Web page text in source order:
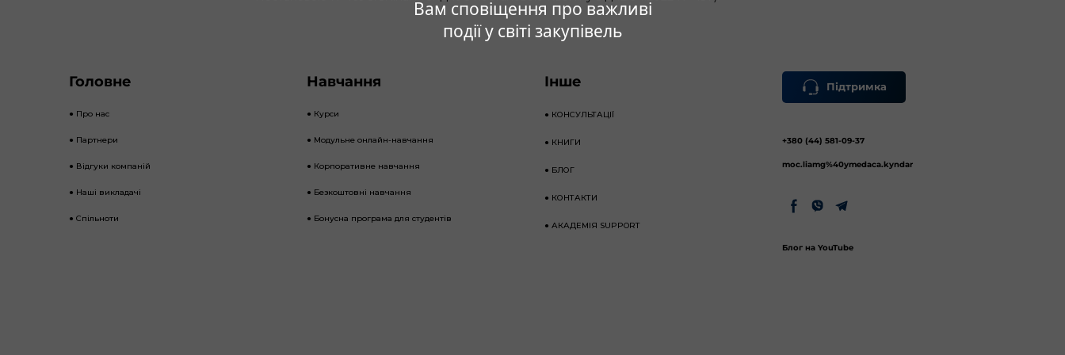
Вам сповіщення про важливі
події у світі закупівель
Головне
● Про нас
● Партнери
● Відгуки компаній
● Наші викладачі
● Спільноти
Навчання
● Курси
● Модульне онлайн-навчання
● Корпоративне навчання
● Безкоштовні навчання
● Бонусна програма для студентів
Інше
● КОНСУЛЬТАЦІЇ
● КНИГИ
● БЛОГ
● КОНТАКТИ
● АКАДЕМІЯ SUPPORT
Підтримка
+380 (44) 581-09-37
moc.liamg%40ymedaca.kyndar
Блог на YouTube